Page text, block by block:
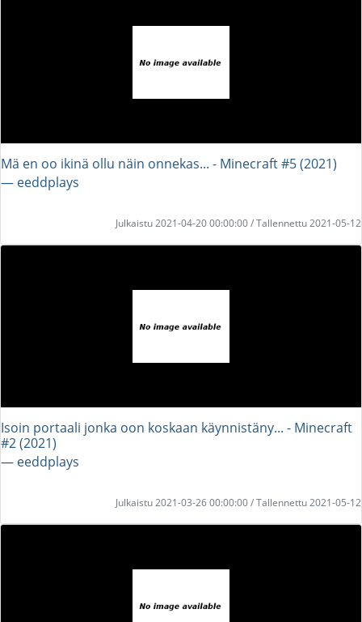
Mä en oo ikinä ollu näin onnekas... - Minecraft #5 (2021)
― eeddplays
Julkaistu 2021-04-20 00:00:00 / Tallennettu 2021-05-12
Isoin portaali jonka oon koskaan käynnistäny... - Minecraft
#2 (2021)
― eeddplays
Julkaistu 2021-03-26 00:00:00 / Tallennettu 2021-05-12